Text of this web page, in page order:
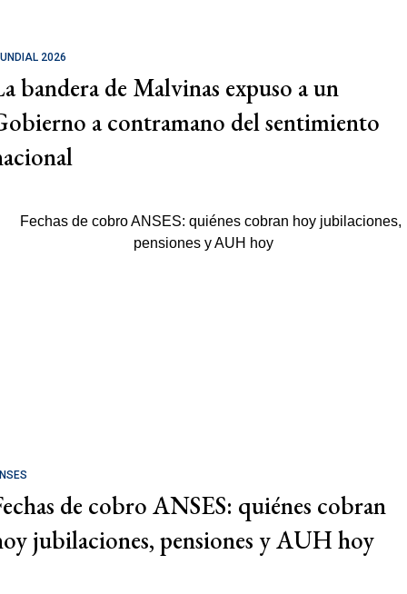
2026
bandera de Malvinas expuso a un
a contramano del sentimiento
de cobro ANSES: quiénes cobran
jubilaciones, pensiones y AUH hoy